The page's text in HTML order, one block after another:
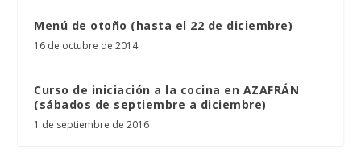
Menú de otoño (hasta el 22 de diciembre)
16 de octubre de 2014
Curso de iniciación a la cocina en AZAFRÁN
(sábados de septiembre a diciembre)
1 de septiembre de 2016